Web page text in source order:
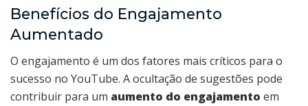
Benefícios do Engajamento
Aumentado
O engajamento é um dos fatores mais críticos para o
sucesso no YouTube. A ocultação de sugestões pode
contribuir para um aumento do engajamento em